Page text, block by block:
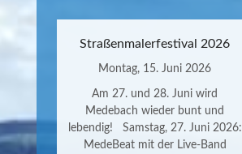
Straßenmalerfestival 2026
Montag, 15. Juni 2026
Am 27. und 28. Juni wird
Medebach wieder bunt und
lebendig! Samstag, 27. Juni 2026:
MedeBeat mit der Live-Band